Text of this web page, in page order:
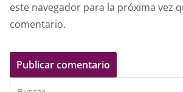
este navegador para la próxima vez
comentario.